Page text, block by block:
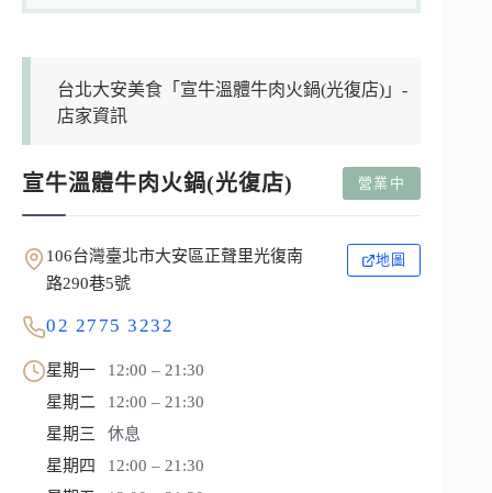
台北大安美食「宣牛溫體牛肉火鍋(光復店)」-
店家資訊
宣牛溫體牛肉火鍋(光復店) 營業中
106台灣臺北市大安區正聲里光復南
路290巷5號
地圖
02 2775 3232
星期一
12:00 – 21:30
星期二
12:00 – 21:30
星期三
休息
星期四
12:00 – 21:30